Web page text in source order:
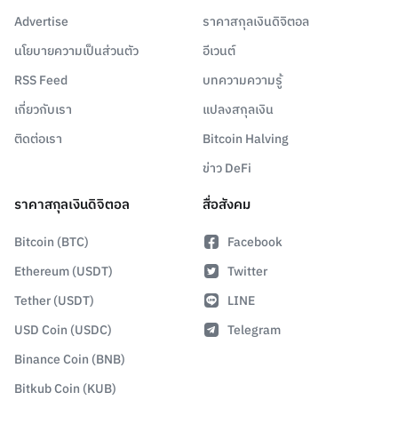
Advertise
นโยบายความเป็นส่วนตัว
RSS Feed
เกี่ยวกับเรา
ติดต่อเรา
ราคาสกุลเงินดิจิตอล
อีเวนต์
บทความความรู้
แปลงสกุลเงิน
Bitcoin Halving
ข่าว DeFi
ราคาสกุลเงินดิจิตอล
Bitcoin (BTC)
Ethereum (USDT)
Tether (USDT)
USD Coin (USDC)
Binance Coin (BNB)
Bitkub Coin (KUB)
สื่อสังคม
Facebook
Twitter
LINE
Telegram